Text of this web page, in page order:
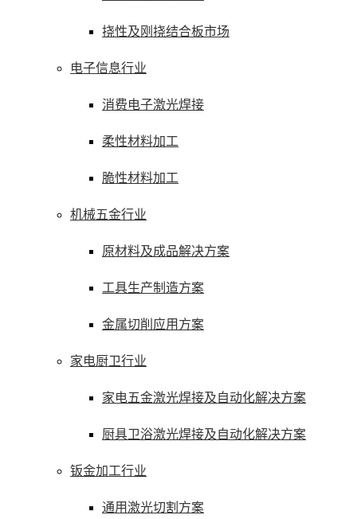
挠性及刚挠结合板市场
电子信息行业
消费电子激光焊接
柔性材料加工
脆性材料加工
机械五金行业
原材料及成品解决方案
工具生产制造方案
金属切削应用方案
家电厨卫行业
家电五金激光焊接及自动化解决方案
厨具卫浴激光焊接及自动化解决方案
钣金加工行业
通用激光切割方案